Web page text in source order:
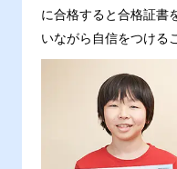
に合格すると合格証書
いながら自信をつける